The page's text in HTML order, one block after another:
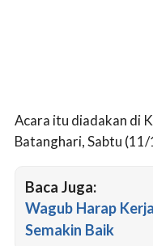
Acara itu diadakan di
Batanghari, Sabtu
Baca Juga:
Wagub Harap
Semakin Baik